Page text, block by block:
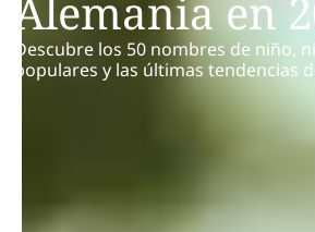
Alemania en
Descubre los 50 nombres de niño,
populares y las últimas tendencias